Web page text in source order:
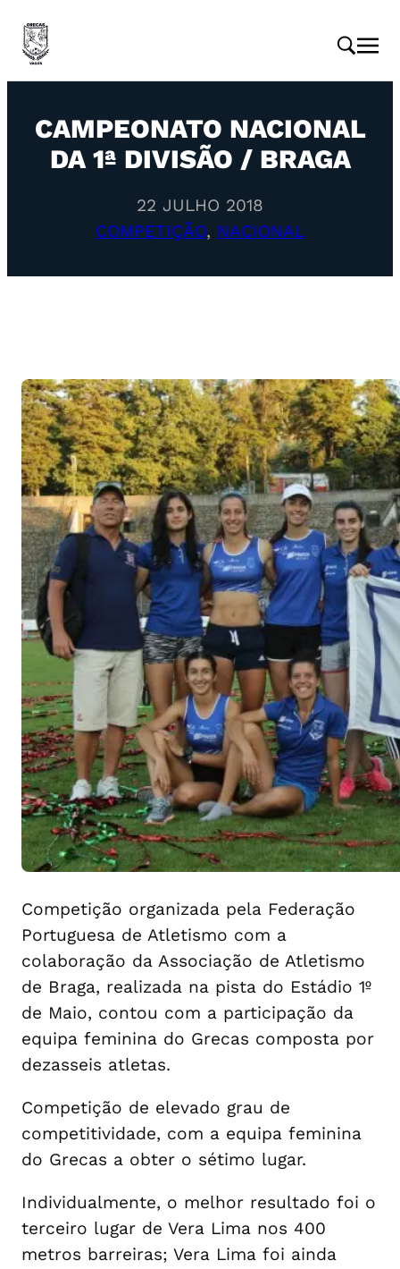
CAMPEONATO NACIONAL
DA 1ª DIVISÃO / BRAGA
22 JULHO 2018
COMPETIÇÃO, NACIONAL
Competição organizada pela Federação
Portuguesa de Atletismo com a
colaboração da Associação de Atletismo
de Braga, realizada na pista do Estádio 1º
de Maio, contou com a participação da
equipa feminina do Grecas composta por
dezasseis atletas.
Competição de elevado grau de
competitividade, com a equipa feminina
do Grecas a obter o sétimo lugar.
Individualmente, o melhor resultado foi o
terceiro lugar de Vera Lima nos 400
metros barreiras; Vera Lima foi ainda